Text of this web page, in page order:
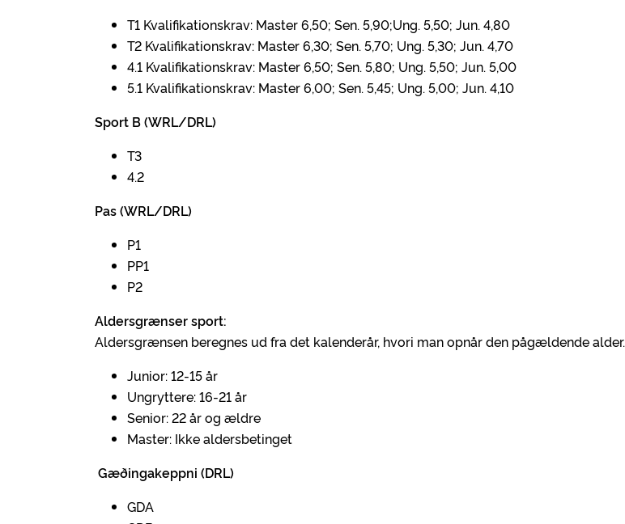
T1 Kvalifikationskrav: Master 6,50; Sen. 5,90;Ung. 5,50; Jun. 4,80
T2 Kvalifikationskrav: Master 6,30; Sen. 5,70; Ung. 5,30; Jun. 4,70
4.1 Kvalifikationskrav: Master 6,50; Sen. 5,80; Ung. 5,50; Jun. 5,00
5.1 Kvalifikationskrav: Master 6,00; Sen. 5,45; Ung. 5,00; Jun. 4,10
Sport B (WRL/DRL)
T3
4.2
Pas (WRL/DRL)
P1
PP1
P2
Aldersgrænser sport:
Aldersgrænsen beregnes ud fra det kalenderår, hvori man opnår den pågældende alder.
Junior: 12-15 år
Ungryttere: 16-21 år
Senior: 22 år og ældre
Master: Ikke aldersbetinget
Gæðingakeppni (DRL)
GDA